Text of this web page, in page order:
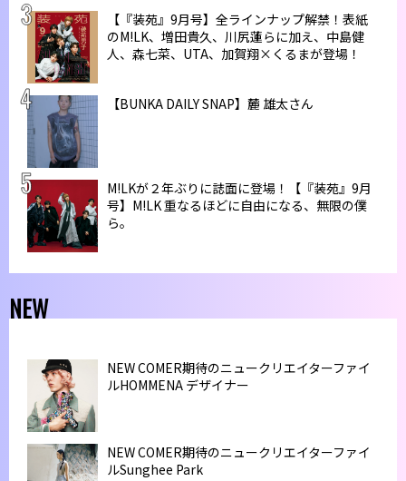
【『装苑』9月号】全ラインナップ解禁！表紙
のM!LK、増田貴久、川尻蓮らに加え、中島健
人、森七菜、UTA、加賀翔×くるまが登場！
【BUNKA DAILY SNAP】麓 雄太さん
M!LKが２年ぶりに誌面に登場！【『装苑』9月
号】M!LK 重なるほどに自由になる、無限の僕
ら。
NEW
NEW COMER期待のニュークリエイターファイ
ルHOMMENA デザイナー
NEW COMER期待のニュークリエイターファイ
ルSunghee Park